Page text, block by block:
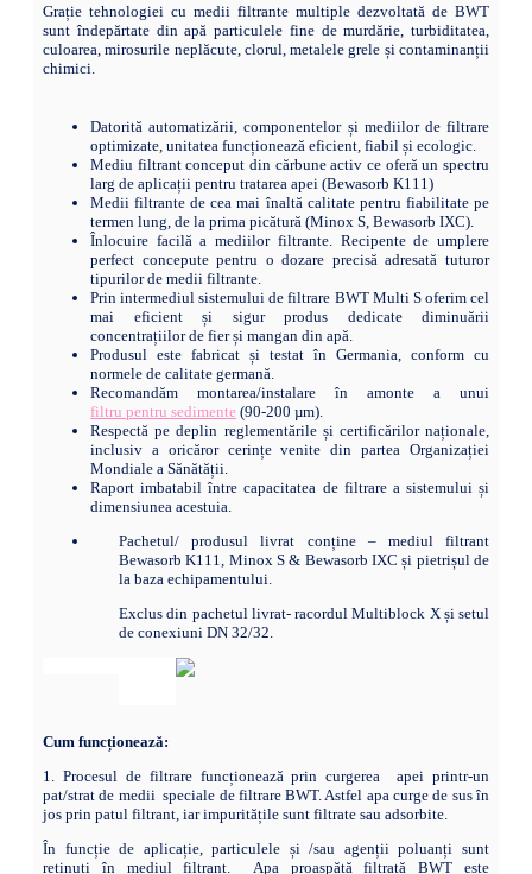
Grație tehnologiei cu medii filtrante multiple dezvoltată de BWT
sunt îndepărtate din apă particulele fine de murdărie, turbiditatea,
culoarea, mirosurile neplăcute, clorul, metalele grele și contaminanții
chimici.
Datorită automatizării, componentelor și mediilor de filtrare
optimizate, unitatea funcționează eficient, fiabil și ecologic.
Mediu filtrant conceput din cărbune activ ce oferă un spectru
larg de aplicații pentru tratarea apei (Bewasorb K111)
Medii filtrante de cea mai înaltă calitate pentru fiabilitate pe
termen lung, de la prima picătură (Minox S, Bewasorb IXC).
Înlocuire facilă a mediilor filtrante. Recipente de umplere
perfect concepute pentru o dozare precisă adresată tuturor
tipurilor de medii filtrante.
Prin intermediul sistemului de filtrare BWT Multi S oferim cel
mai eficient și sigur produs dedicate diminuării
concentrațiilor de fier și mangan din apă.
Produsul este fabricat și testat în Germania, conform cu
normele de calitate germană.
Recomandăm montarea/instalare în amonte a unui
filtru pentru sedimente (90-200 µm).
Respectă pe deplin reglementările și certificărilor naționale,
inclusiv a oricăror cerințe venite din partea Organizației
Mondiale a Sănătății.
Raport imbatabil între capacitatea de filtrare a sistemului și
dimensiunea acestuia.
Pachetul/ produsul livrat conține – mediul filtrant
Bewasorb K111, Minox S & Bewasorb IXC și pietrișul de
la baza echipamentului.
Exclus din pachetul livrat- racordul Multiblock X și setul
de conexiuni DN 32/32.
Cum funcționează:
1. Procesul de filtrare funcționează prin curgerea apei printr-un
pat/strat de medii speciale de filtrare BWT. Astfel apa curge de sus în
jos prin patul filtrant, iar impuritățile sunt filtrate sau adsorbite.
În funcție de aplicație, particulele și /sau agenții poluanți sunt
reținuți în mediul filtrant. Apa proaspătă filtrată BWT este